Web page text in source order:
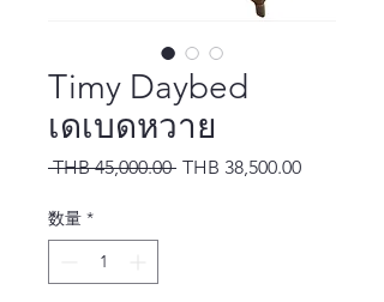
Timy Daybed
เดเบดหวาย
THB 45,000.00 通常価格
THB 38,500.00セール価格
数量 *